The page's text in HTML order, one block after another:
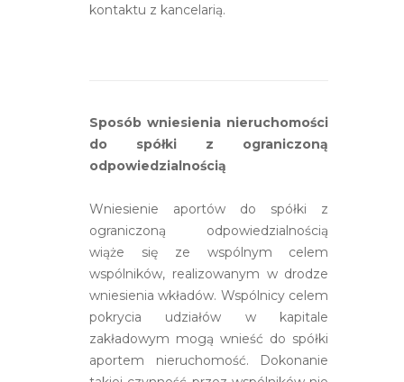
kontaktu z kancelarią.
Sposób wniesienia nieruchomości
do spółki z ograniczoną
odpowiedzialnością
Wniesienie aportów do spółki z
ograniczoną odpowiedzialnością
wiąże się ze wspólnym celem
wspólników, realizowanym w drodze
wniesienia wkładów. Wspólnicy celem
pokrycia udziałów w kapitale
zakładowym mogą wnieść do spółki
aportem nieruchomość. Dokonanie